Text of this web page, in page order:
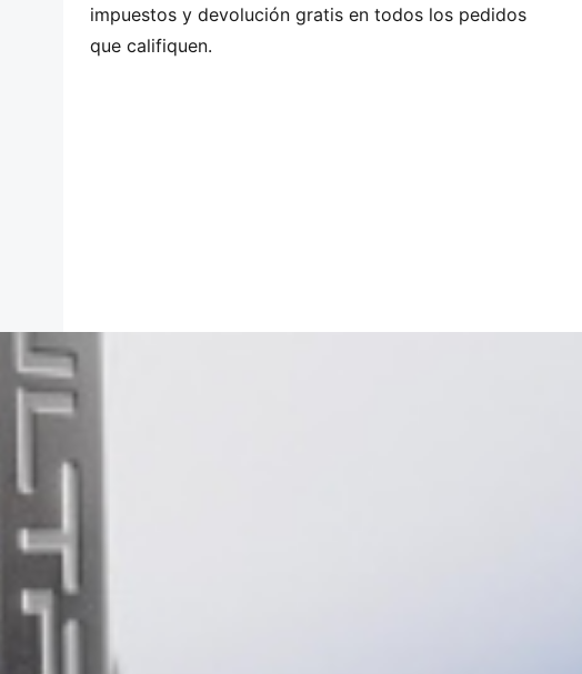
suela SPEEDSYSTEM y el diseño de tacos FastTrax
están diseñados con precisión para llevarte del saque
SQD estabiliza el pie dentro de los tacos sin
impuestos y devolución gratis en todos los pedidos
que califiquen.